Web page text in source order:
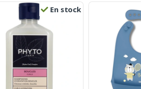
En stock